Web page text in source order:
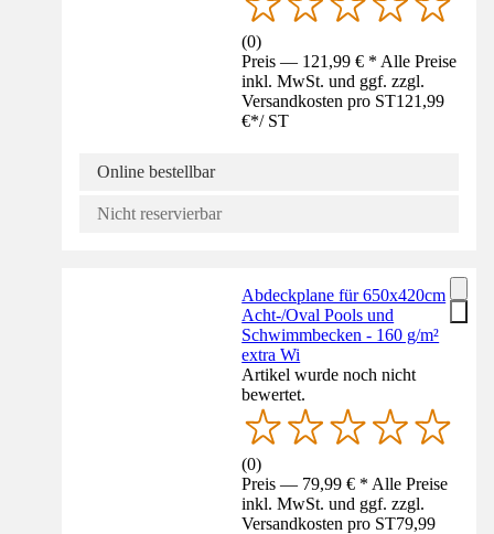
(0)
Preis — 121,99 € * Alle Preise
inkl. MwSt. und ggf. zzgl.
Versandkosten pro ST121,99
€*/ ST
Online bestellbar
Nicht reservierbar
Abdeckplane für 650x420cm
Acht-/Oval Pools und
Schwimmbecken - 160 g/m²
extra Wi
Artikel wurde noch nicht
bewertet.
(0)
Preis — 79,99 € * Alle Preise
inkl. MwSt. und ggf. zzgl.
Versandkosten pro ST79,99